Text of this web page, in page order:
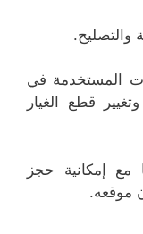
والتصليح.
المستخدمة في
قطع الغيار
مع إمكانية حجز
موقعه.